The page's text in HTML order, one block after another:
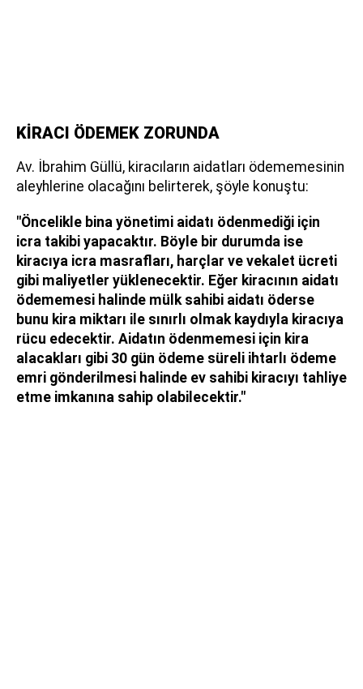
KİRACI ÖDEMEK ZORUNDA
Av. İbrahim Güllü, kiracıların aidatları ödememesinin
aleyhlerine olacağını belirterek, şöyle konuştu:
"Öncelikle bina yönetimi aidatı ödenmediği için
icra takibi yapacaktır. Böyle bir durumda ise
kiracıya icra masrafları, harçlar ve vekalet ücreti
gibi maliyetler yüklenecektir. Eğer kiracının aidatı
ödememesi halinde mülk sahibi aidatı öderse
bunu kira miktarı ile sınırlı olmak kaydıyla kiracıya
rücu edecektir. Aidatın ödenmemesi için kira
alacakları gibi 30 gün ödeme süreli ihtarlı ödeme
emri gönderilmesi halinde ev sahibi kiracıyı tahliye
etme imkanına sahip olabilecektir."